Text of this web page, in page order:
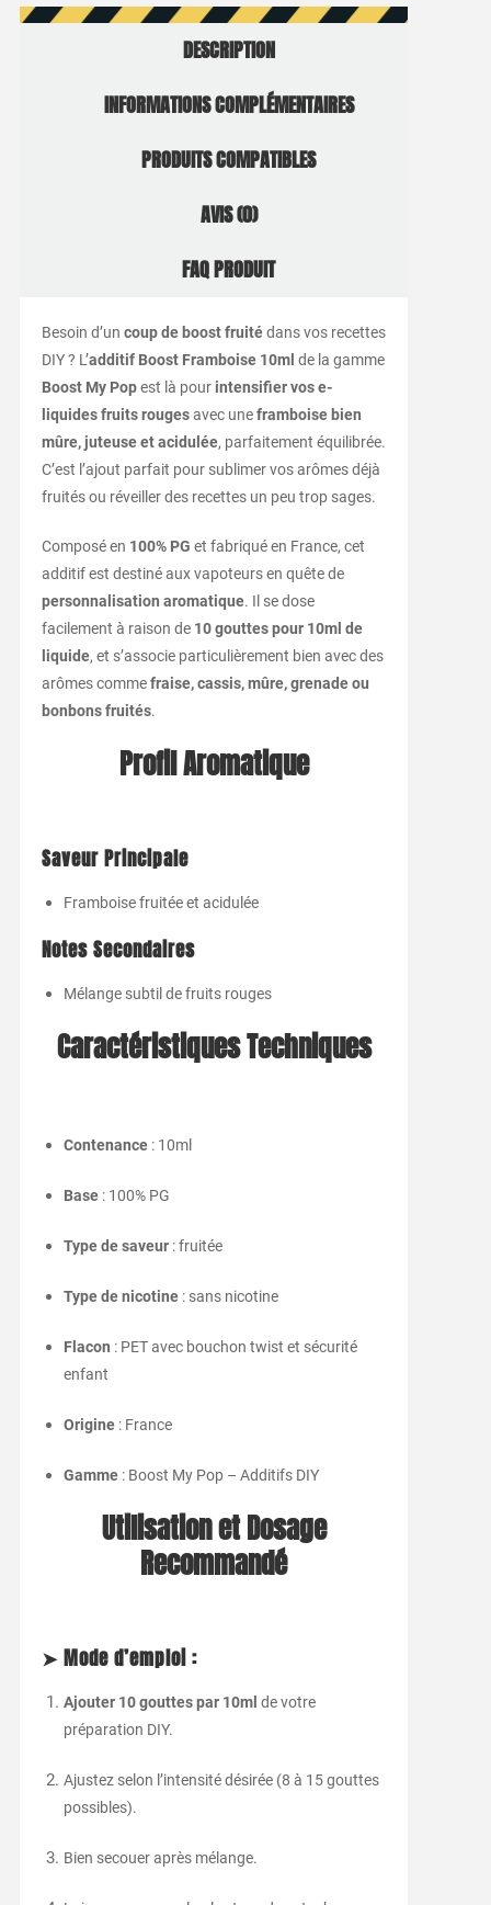
DESCRIPTION
INFORMATIONS COMPLÉMENTAIRES
PRODUITS COMPATIBLES
AVIS (0)
FAQ PRODUIT
Besoin d’un coup de boost fruitédans vos recettes
DIY ? L’additif Boost Framboise 10ml de la gamme
Boost My Popest là pour intensifier vos e-
liquides fruits rougesavec uneframboise bien
mûre, juteuse et acidulée, parfaitement équilibrée.
C’est l’ajout parfait pour sublimer vos arômes déjà
fruités ou réveiller des recettes un peu trop sages.
Composé en 100% PG et fabriqué en France, cet
additif est destiné aux vapoteurs en quête de
personnalisation aromatique. Il se dose
facilement à raison de 10 gouttes pour 10ml de
liquide, et s’associe particulièrement bien avec des
arômes commefraise, cassis, mûre, grenade ou
bonbons fruités.
Profil Aromatique
Saveur Principale
Framboise fruitée et acidulée
Notes Secondaires
Mélange subtil de fruits rouges
Caractéristiques Techniques
Contenance: 10ml
Base: 100% PG
Type de saveur: fruitée
Type de nicotine: sans nicotine
Flacon : PET avec bouchon twist et sécurité
enfant
Origine: France
Gamme: Boost My Pop – Additifs DIY
Utilisation et Dosage
Recommandé
➤ Mode d’emploi :
Ajouter 10 gouttes par 10ml de votre
préparation DIY.
Ajustez selon l’intensité désirée (8 à 15 gouttes
possibles).
Bien secouer après mélange.